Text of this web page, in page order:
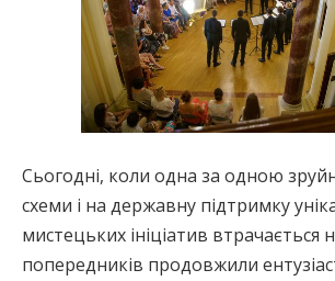
Сьогодні, коли одна за одною
схеми і на державну підтримку
мистецьких ініціатив втрачається
попередників продовжили